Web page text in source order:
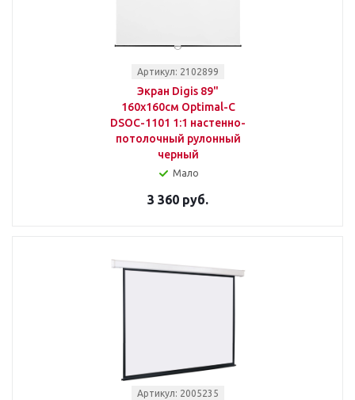
Артикул: 2102899
Экран Digis 89"
160x160см Optimal-C
DSOC-1101 1:1 настенно-
потолочный рулонный
черный
Мало
3 360 руб.
Артикул: 2005235